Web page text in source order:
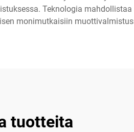
Teknologia
monimutkaisiin
tuotteita